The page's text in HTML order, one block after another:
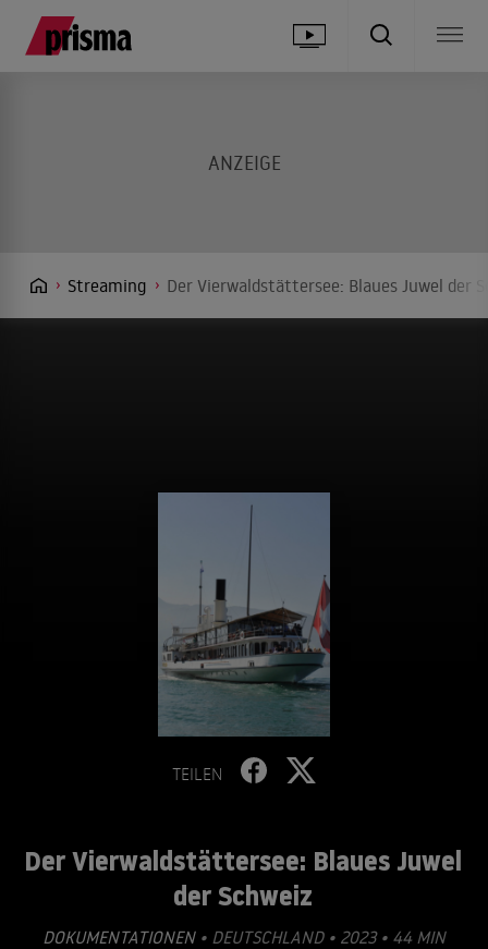
Streaming Der Vierwaldstättersee: Blaues Juwel der
TEILEN
Der Vierwaldstättersee: Blaues Juwel
der Schweiz
DOKUMENTATIONEN• DEUTSCHLAND • 2023 • 44 MIN